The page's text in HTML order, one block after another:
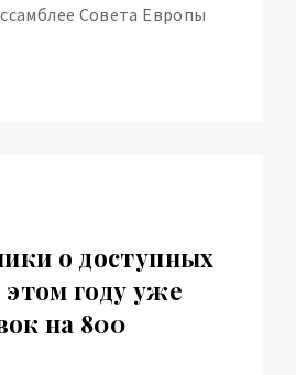
Совета Европы
о доступных
году уже
на 800